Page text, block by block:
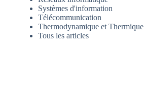
Systèmes d'information
Télécommunication
Thermodynamique et Thermique
Tous les articles